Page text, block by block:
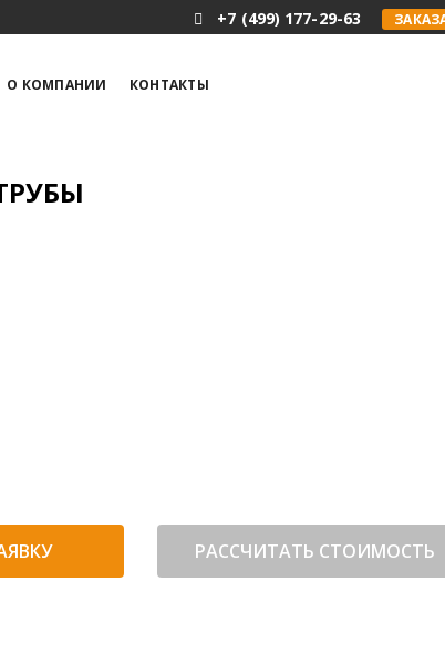
+7 (499) 177-29-63
О КОМПАНИИ КОНТАКТЫ
РАССЧИТАТЬ СТОИМОСТЬ